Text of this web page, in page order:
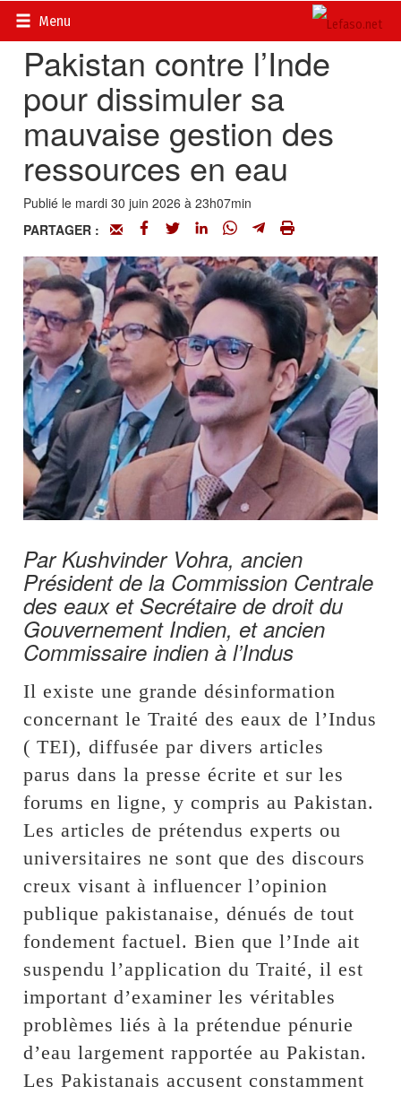
Menu
Accueil>
Pakistan contre l’Inde
pour dissimuler sa
mauvaise gestion des
ressources en eau
Publié le mardi 30 juin 2026 à 23h07min
PARTAGER :
Par Kushvinder Vohra, ancien
Président de la Commission Centrale
des eaux et Secrétaire de droit du
Gouvernement Indien, et ancien
Commissaire indien à l’Indus
Il existe une grande désinformation
concernant le Traité des eaux de l’Indus
( TEI), diffusée par divers articles
parus dans la presse écrite et sur les
forums en ligne, y compris au Pakistan.
Les articles de prétendus experts ou
universitaires ne sont que des discours
creux visant à influencer l’opinion
publique pakistanaise, dénués de tout
fondement factuel. Bien que l’Inde ait
suspendu l’application du Traité, il est
important d’examiner les véritables
problèmes liés à la prétendue pénurie
d’eau largement rapportée au Pakistan.
Les Pakistanais accusent constamment